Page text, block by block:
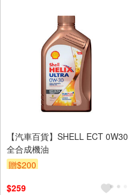
【汽車百貨】SHELL ECT 0W30
全合成機油
贈$200
$259